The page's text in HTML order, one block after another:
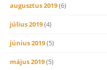
augusztus 2019(6)
július 2019(4)
június 2019(5)
május 2019(5)